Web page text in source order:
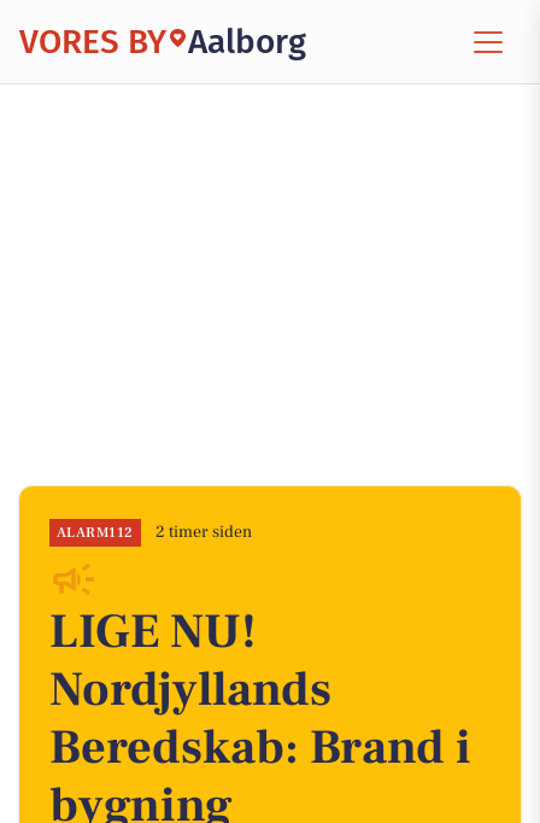
VORES BY Aalborg
ALARM112 2 timer siden
LIGE NU!
Nordjyllands
Beredskab: Brand i
bygning